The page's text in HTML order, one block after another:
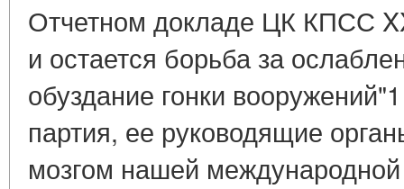
Отчетном докладе ЦК КПСС
и остается борьба за
обуздание гонки
партия, ее руководящие
мозгом нашей